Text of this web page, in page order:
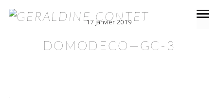
17 janvier 2019
DOMODECO—GC-3
.